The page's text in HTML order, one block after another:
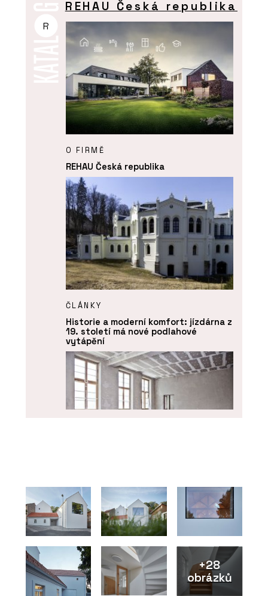
R
REHAU Česká republika
O FIRMĚ
REHAU Česká republika
ČLÁNKY
Historie a moderní komfort: jízdárna z
19. století má nové podlahové
vytápění
Vytápění a chlazení - REHAU
+28
obrázků